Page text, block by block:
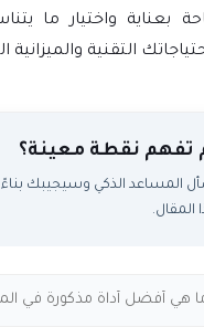
بعناية واختيار ما
التقنية والميزانية
تفهم نقطة معينة؟
المساعد الذكي وسيجيبك
المقال.